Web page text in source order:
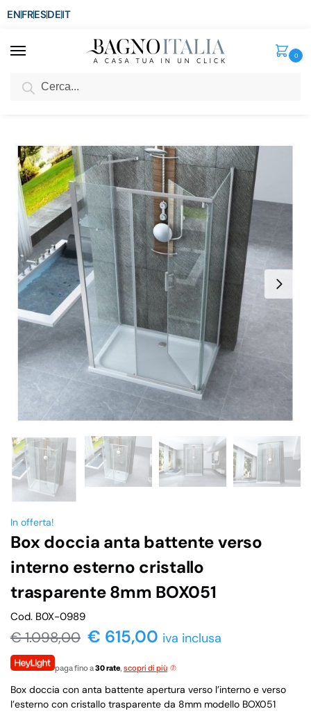
ENFRESDEIT
0
SCONTO del 3%
In offerta!
Box doccia anta battente verso
interno esterno cristallo
trasparente 8mm BOX051
Cod. B0X-0989
€1.098,00 € 615,00 iva inclusa
paga fino a30 rate, scopri di più
Box doccia con anta battente apertura verso l’interno e verso
l’esterno con cristallo trasparente da 8mm modello BOX051